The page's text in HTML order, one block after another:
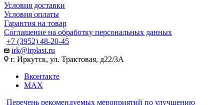
Условия доставки
Условия оплаты
Гарантия на товар
Соглашение на обработку персональных данных
+7 (3952) 48-20-45
irk@irplast.ru
г. Иркутск, ул. Трактовая, д22/3А
Вконтакте
MAX
Перечень рекомендуемых мероприятий по улучшению